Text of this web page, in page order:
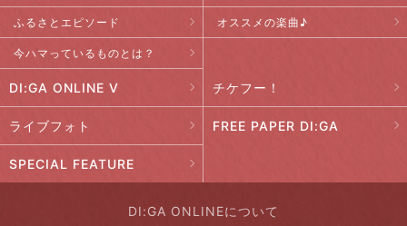
ふるさとエピソード オススメの楽曲♪
今ハマっているものとは？
DI:GA ONLINE V チケフー！
ライブフォト FREE PAPER DI:GA
SPECIAL FEATURE
DI:GA ONLINEについて